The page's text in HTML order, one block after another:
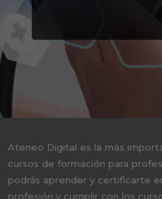
Ateneo Digital es la más
cursos de formación para
podrás aprender y certificarte
profesión y cumplir con los